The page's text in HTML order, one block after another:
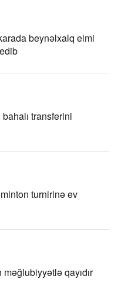
beynəlxalq elmi
transferini
turnirinə ev
qayıdır